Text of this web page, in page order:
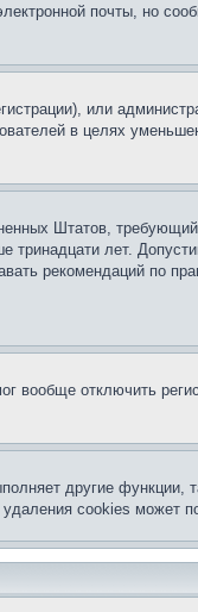
почты, но
или
в целях
Штатов,
лет.
рекомендаций по
вообще отключить
другие функции,
cookies может